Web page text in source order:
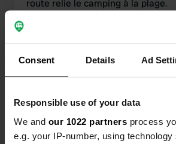
Consent Details Ad
Responsible use of your data
We and our 1022 partners process
e.g. your IP-number, using
route relie le camping à la plage.
Es-tu déjà venu ici ?